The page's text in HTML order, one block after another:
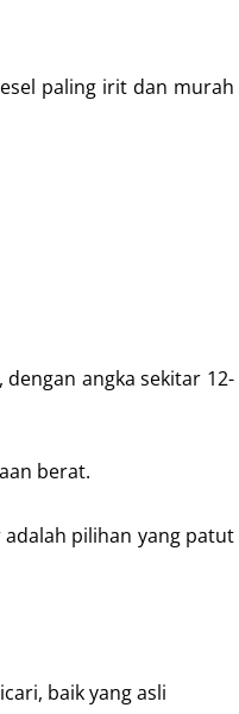
paling irit dan murah
angka sekitar 12-
berat.
pilihan yang patut
baik yang asli